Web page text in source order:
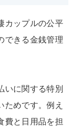
カップルの公平
できる金銭管理
いに関する特別
ためです。例え
費と日用品を担